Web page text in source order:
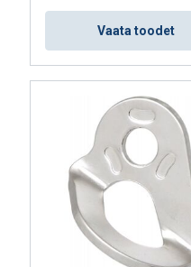
Vaata toodet
sisu, reklaamide
kohta oma
Jõudlusküpsised